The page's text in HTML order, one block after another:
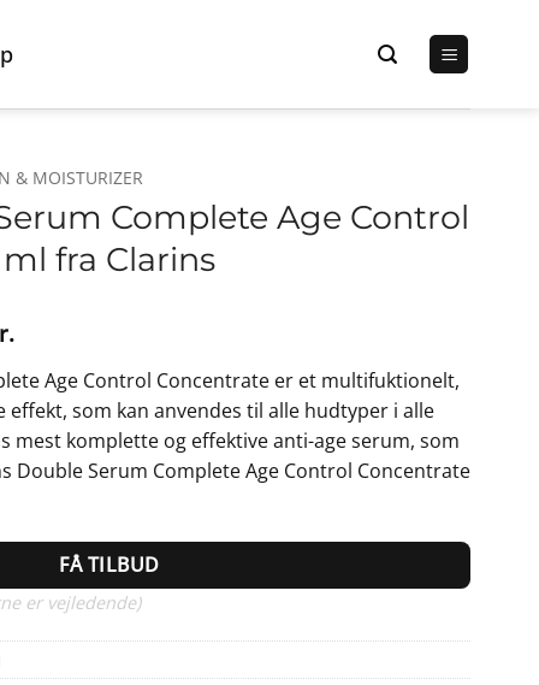
& MOISTURIZER
Complete Age Control
fra Clarins
Den
aktuelle
pris
er:
525,00 kr..
Age Control Concentrate er et multifuktionelt,
som kan anvendes til alle hudtyper i alle
mest komplette og effektive anti-age serum, som
Double Serum Complete Age Control Concentrate
FÅ TILBUD
er vejledende)